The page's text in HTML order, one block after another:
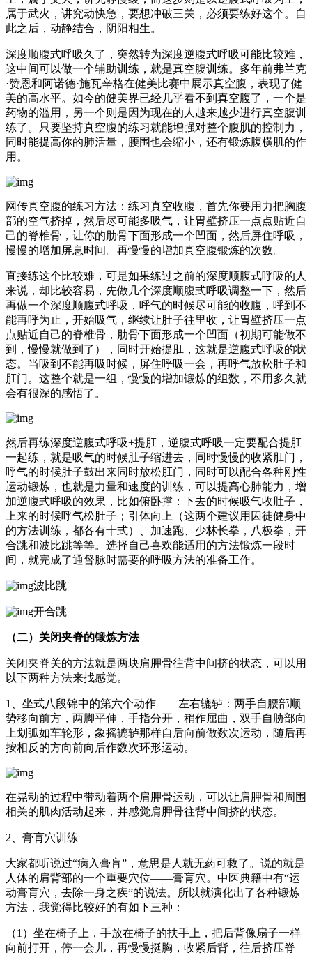
属于武火，讲究动快急，要想冲破三关，必须要练好这个。自
此之后，动静结合，阴阳相生。
深度顺腹式呼吸久了，突然转为深度逆腹式呼吸可能比较难，
这中间可以做一个辅助训练，就是真空腹训练。多年前弗兰克
·赞恩和阿诺德·施瓦辛格在健美比赛中展示真空腹，表现了健
美的高水平。如今的健美界已经几乎看不到真空腹了，一个是
药物的滥用，另一个则是因为现在的人越来越少进行真空腹训
练了。只要坚持真空腹的练习就能增强对整个腹肌的控制力，
同时能提高你的肺活量，腰围也会缩小，还有锻炼腹横肌的作
用。
网传真空腹的练习方法：练习真空收腹，首先你要用力把胸腹
部的空气挤掉，然后尽可能多吸气，让胃壁挤压一点点贴近自
己的脊椎骨，让你的肋骨下面形成一个凹面，然后屏住呼吸，
慢慢的增加屏息时间。再慢慢的增加真空腹锻炼的次数。
直接练这个比较难，可是如果练过之前的深度顺腹式呼吸的人
来说，却比较容易，先做几个深度顺腹式呼吸调整一下，然后
再做一个深度顺腹式呼吸，呼气的时候尽可能的收腹，呼到不
能再呼为止，开始吸气，继续让肚子往里收，让胃壁挤压一点
点贴近自己的脊椎骨，肋骨下面形成一个凹面（初期可能做不
到，慢慢就做到了），同时开始提肛，这就是逆腹式呼吸的状
态。当吸到不能再吸时候，屏住呼吸一会，再呼气放松肚子和
肛门。这整个就是一组，慢慢的增加锻炼的组数，不用多久就
会有很深的感悟了。
然后再练深度逆腹式呼吸+提肛，逆腹式呼吸一定要配合提肛
一起练，就是吸气的时候肚子缩进去，同时慢慢的收紧肛门，
呼气的时候肚子鼓出来同时放松肛门，同时可以配合各种刚性
运动锻炼，也就是力量和速度的训练，可以提高心肺能力，增
加逆腹式呼吸的效果，比如俯卧撑：下去的时候吸气收肚子，
上来的时候呼气松肚子；引体向上（这两个建议用囚徒健身中
的方法训练，都各有十式）、加速跑、少林长拳，八极拳，开
合跳和波比跳等等。选择自己喜欢能适用的方法锻炼一段时
间，就完成了通督脉时需要的呼吸方法的准备工作。
波比跳
开合跳
（二）关闭夹脊的锻炼方法
关闭夹脊关的方法就是两块肩胛骨往背中间挤的状态，可以用
以下两种方法来找感觉。
1、坐式八段锦中的第六个动作——左右辘轳：两手自腰部顺
势移向前方，两脚平伸，手指分开，稍作屈曲，双手自胁部向
上划弧如车轮形，象摇辘轳那样自后向前做数次运动，随后再
按相反的方向前向后作数次环形运动。
在晃动的过程中带动着两个肩胛骨运动，可以让肩胛骨和周围
相关的肌肉活动起来，并感觉肩胛骨往背中间挤的状态。
2、膏肓穴训练
大家都听说过“病入膏肓”，意思是人就无药可救了。说的就是
人体的肩背部的一个重要穴位——膏肓穴。中医典籍中有“运
动膏肓穴，去除一身之疾”的说法。所以就演化出了各种锻炼
方法，我觉得比较好的有如下三种：
（1）坐在椅子上，手放在椅子的扶手上，把后背像扇子一样
向前打开，停一会儿，再慢慢挺胸，收紧后背，往后挤压脊